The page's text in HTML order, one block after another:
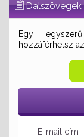
Dalszövegek
Egy
hozzáférhetsz
E-mail cím